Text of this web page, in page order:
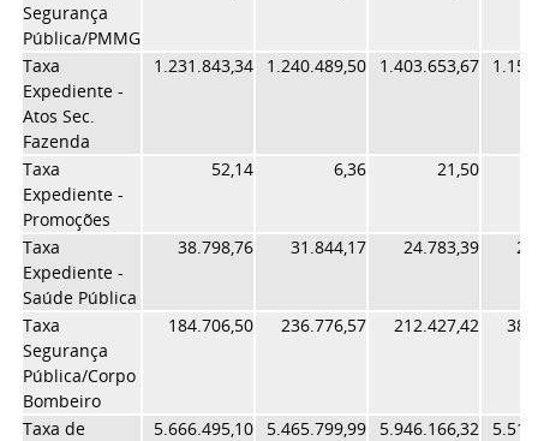
Segurança
Pública/PMMG
Taxa
Expediente -
Atos Sec.
Fazenda
1.231.843,34 1.240.489,50 1.403.653,67
Taxa
Expediente -
Promoções
52,14 6,36 21,50
Taxa
Expediente -
Saúde Pública
38.798,76 31.844,17 24.783,39
Taxa
Segurança
Pública/Corpo
Bombeiro
184.706,50 236.776,57 212.427,42
Taxa de
5.666.495,10 5.465.799,99 5.946.166,32